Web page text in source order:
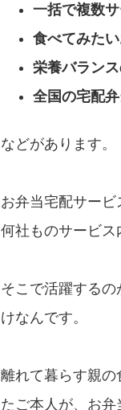
一括で複数
食べてみた
栄養バラン
全国の宅配
などがあります。
お弁当宅配サービ
何社ものサービス
そこで活躍するの
けなんです。
離れて暮らす親の
たご本人が、お弁